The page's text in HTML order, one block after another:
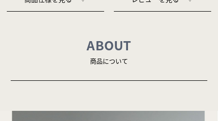
ABOUT
商品について